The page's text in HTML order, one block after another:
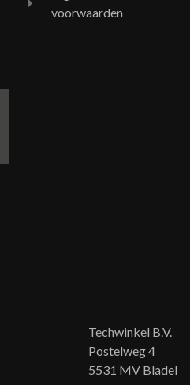
voorwaarden
Techwinkel B.V.
Postelweg 4
5531 MV Bladel